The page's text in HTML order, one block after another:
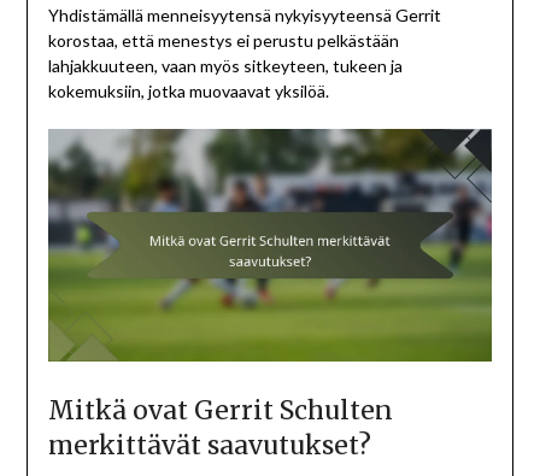
Yhdistämällä menneisyytensä nykyisyyteensä Gerrit
korostaa, että menestys ei perustu pelkästään
lahjakkuuteen, vaan myös sitkeyteen, tukeen ja
kokemuksiin, jotka muovaavat yksilöä.
Mitkä ovat Gerrit Schulten
merkittävät saavutukset?